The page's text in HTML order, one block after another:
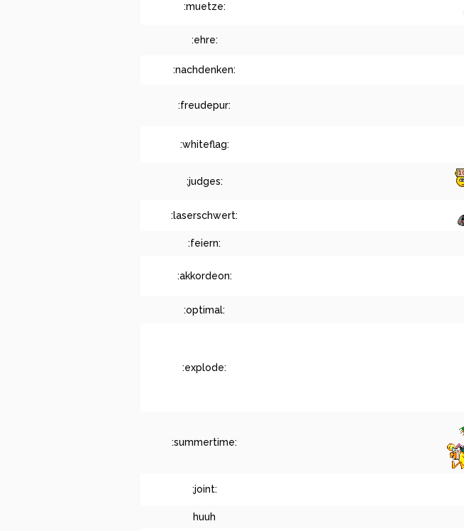
:muetze:
:ehre:
:nachdenken:
:freudepur:
:whiteflag:
:judges:
:laserschwert:
:feiern:
:akkordeon:
:optimal:
:explode:
:summertime:
:joint:
huuh